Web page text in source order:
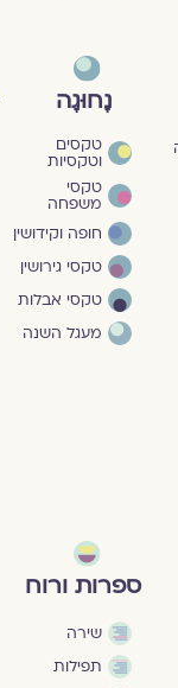
נָחוּגָה
טקסים
וטקסיות
טקסי
משפחה
חופה וקידושין
טקסי גירושין
טקסי אבלות
מעגל השנה
ספרות ורוח
שירה
תפילות